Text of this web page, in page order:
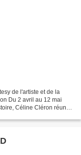
de l'artiste et de la
Du 2 avril au 12 mai
Céline Cléron réunit